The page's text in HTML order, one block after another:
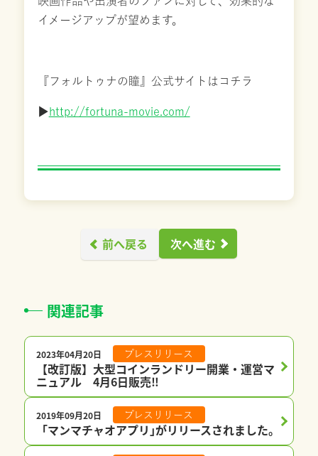
イメージアップが望めます。
『フォルトゥナの瞳』公式サイトはコチラ
▶︎http://fortuna-movie.com/
前へ戻る 次へ進む
関連記事
2023年04月20日 プレスリリース
【改訂版】大型コインランドリー開業・運営マ
ニュアル 4月6日販売‼
2019年09月20日 プレスリリース
「マンマチャオアプリ｣がリリースされました。